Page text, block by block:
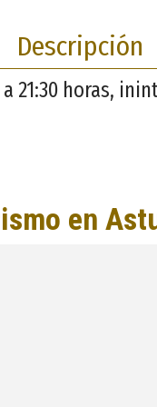
Descripción
21:30 horas,